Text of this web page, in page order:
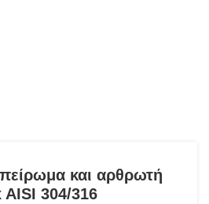
και αρθρωτή
AISI 304/316